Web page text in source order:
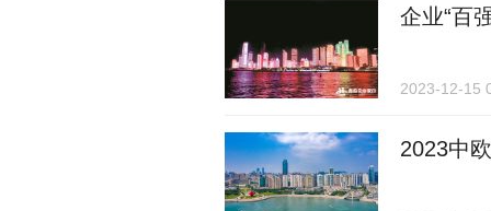
企业“百
2023-12-15
2023中